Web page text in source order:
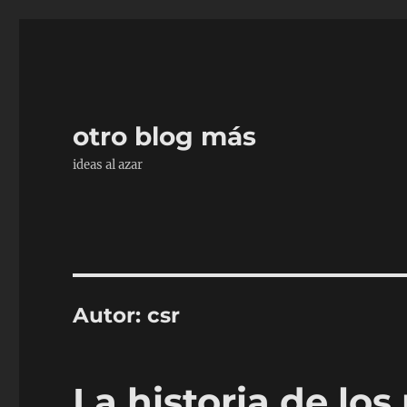
otro blog más
ideas al azar
Autor:csr